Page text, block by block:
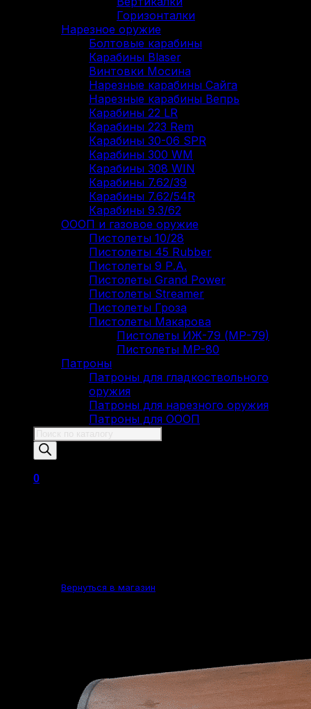
Горизонталки
Нарезное оружие
Болтовые карабины
Карабины Blaser
Винтовки Мосина
Нарезные карабины Сайга
Нарезные карабины Вепрь
Карабины 22 LR
Карабины 223 Rem
Карабины 30-06 SPR
Карабины 300 WM
Карабины 308 WIN
Карабины 7.62/39
Карабины 7.62/54R
Карабины 9.3/62
ОООП и газовое оружие
Пистолеты 10/28
Пистолеты 45 Rubber
Пистолеты 9 Р.А.
Пистолеты Grand Power
Пистолеты Streamer
Пистолеты Гроза
Пистолеты Макарова
Пистолеты ИЖ-79 (МР-79)
Пистолеты МР-80
Патроны
Патроны для гладкоствольного
оружия
Патроны для нарезного оружия
Патроны для ОООП
Поиск
товаров
0
Вернуться в магазин